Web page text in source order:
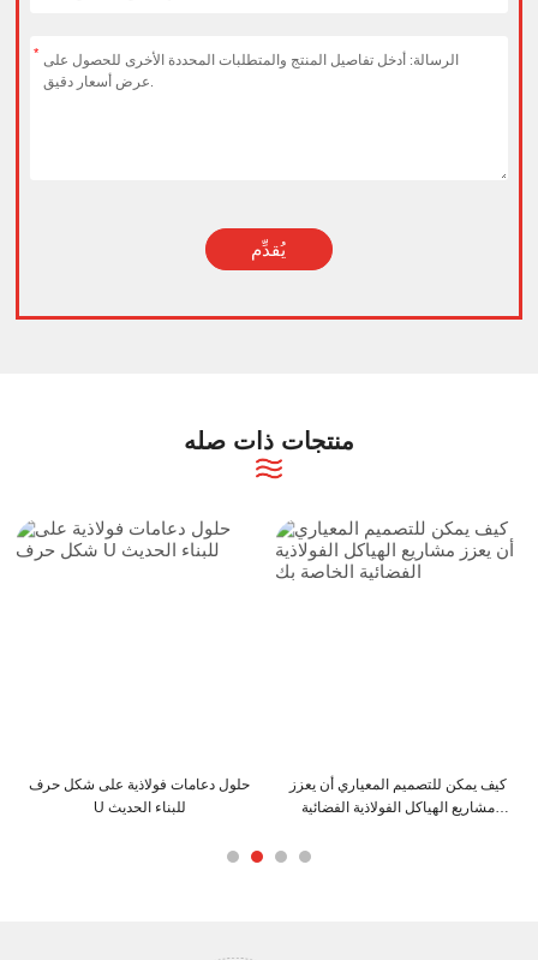
*
يُقدِّم
منتجات ذات صله
كيف يمكن للتصميم المعياري أن يعزز
مشاريع الهياكل الفولاذية الفضائية
كيف يمكن لعوارض C و Z أن تعزز
هيكل المبنى الخاص بك